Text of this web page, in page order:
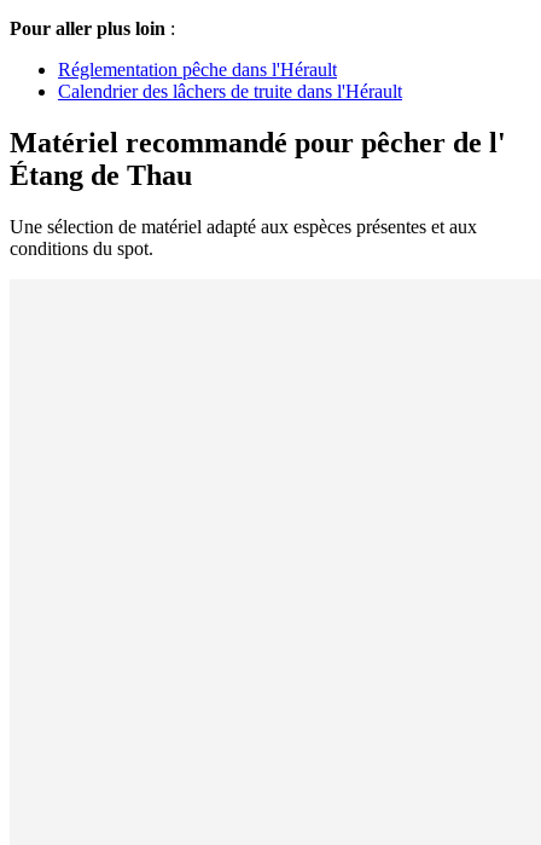
Pour aller plus loin :
Réglementation pêche dans l'Hérault
Calendrier des lâchers de truite dans l'Hérault
Matériel recommandé pour pêcher de l'
Étang de Thau
Une sélection de matériel adapté aux espèces présentes et aux
conditions du spot.